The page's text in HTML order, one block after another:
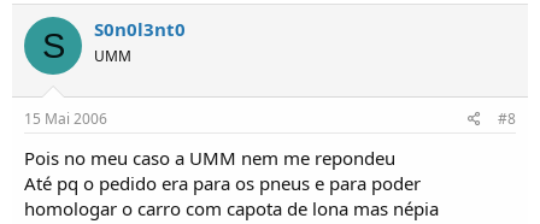
S S0n0l3nt0
UMM
15 Mai 2006 #8
Pois no meu caso a UMM nem me repondeu
Até pq o pedido era para os pneus e para poder
homologar o carro com capota de lona mas népia